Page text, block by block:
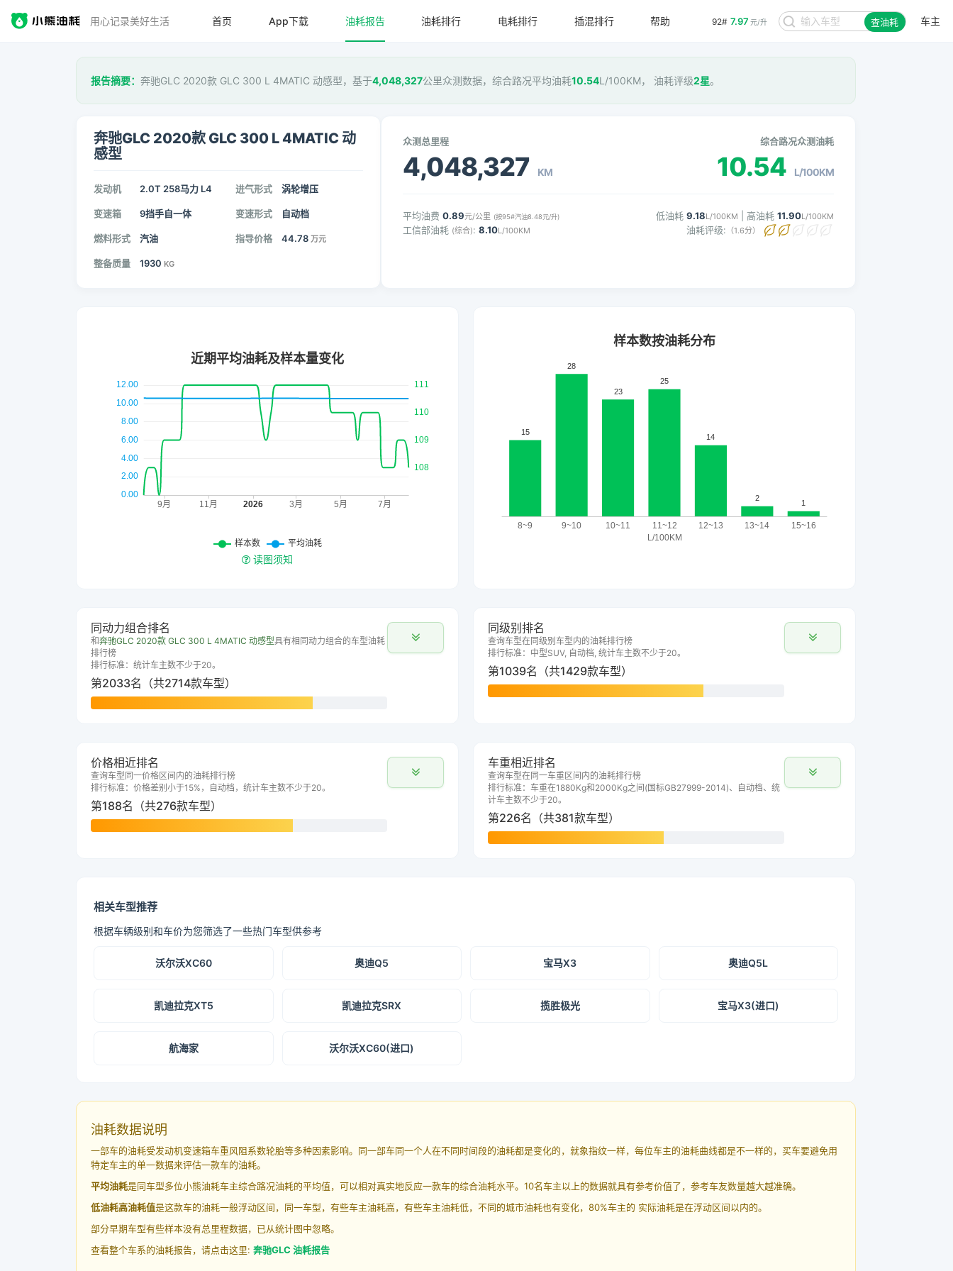
用心记录美好生活 92# 7.97 元/升 查油耗 车主
首页 App下载 油耗报告 油耗排行 电耗排行 插混排行 帮助
报告摘要： 奔驰GLC 2020款 GLC 300 L 4MATIC 动感型，基于4,048,327公里众测数据，综合路况平均油耗10.54L/100KM， 油耗评级2星。
奔驰GLC 2020款 GLC 300 L 4MATIC 动
感型
发动机 2.0T 258马力 L4 进气形式 涡轮增压
变速箱 9挡手自一体 变速形式 自动档
燃料形式 汽油 指导价格 44.78 万元
整备质量 1930 KG
众测总里程
4,048,327 KM
综合路况众测油耗
10.54 L/100KM
平均油费 0.89元/公里 (按95#汽油8.48元/升)
工信部油耗 (综合): 8.10L/100KM
低油耗 9.18L/100KM | 高油耗 11.90L/100KM
油耗评级: （1.6分）
读图须知
同动力组合排名
和奔驰GLC 2020款 GLC 300 L 4MATIC 动感型具有相同动力组合的车型油耗
排行榜
排行标准：统计车主数不少于20。
第2033名（共2714款车型）
同级别排名
查询车型在同级别车型内的油耗排行榜
排行标准：中型SUV, 自动档, 统计车主数不少于20。
第1039名（共1429款车型）
价格相近排名
查询车型同一价格区间内的油耗排行榜
排行标准：价格差别小于15%，自动档，统计车主数不少于20。
第188名（共276款车型）
车重相近排名
查询车型在同一车重区间内的油耗排行榜
排行标准：车重在1880Kg和2000Kg之间(国标GB27999-2014)、自动档、统
计车主数不少于20。
第226名（共381款车型）
相关车型推荐
根据车辆级别和车价为您筛选了一些热门车型供参考
沃尔沃XC60 奥迪Q5 宝马X3 奥迪Q5L
凯迪拉克XT5 凯迪拉克SRX 揽胜极光 宝马X3(进口)
航海家 沃尔沃XC60(进口)
油耗数据说明
一部车的油耗受发动机变速箱车重风阻系数轮胎等多种因素影响。同一部车同一个人在不同时间段的油耗都是变化的，就象指纹一样，每位车主的油耗曲线都是不一样的，买车要避免用
特定车主的单一数据来评估一款车的油耗。
平均油耗是同车型多位小熊油耗车主综合路况油耗的平均值，可以相对真实地反应一款车的综合油耗水平。10名车主以上的数据就具有参考价值了，参考车友数量越大越准确。
低油耗高油耗值是这款车的油耗一般浮动区间，同一车型，有些车主油耗高，有些车主油耗低，不同的城市油耗也有变化，80%车主的 实际油耗是在浮动区间以内的。
部分早期车型有些样本没有总里程数据，已从统计图中忽略。
查看整个车系的油耗报告，请点击这里: 奔驰GLC 油耗报告